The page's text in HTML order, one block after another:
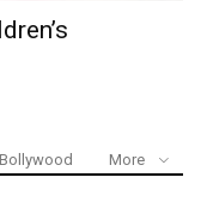
Bollywood More